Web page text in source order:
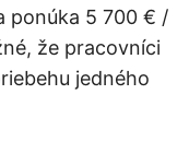
ponúka 5 700 € /
že pracovníci
jedného